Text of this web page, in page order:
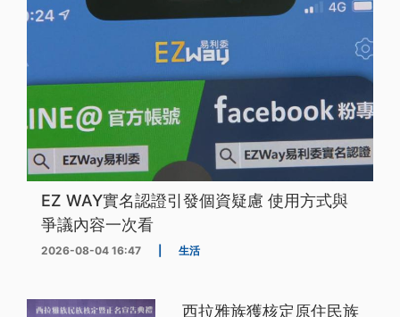
EZ WAY實名認證引發個資疑慮 使用方式與
爭議內容一次看
2026-08-04 16:47 生活
西拉雅族獲核定原住民族